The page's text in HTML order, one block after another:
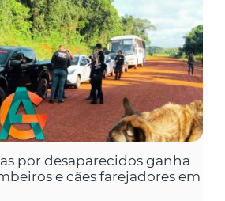
por desaparecidos ganha
e cães farejadores em